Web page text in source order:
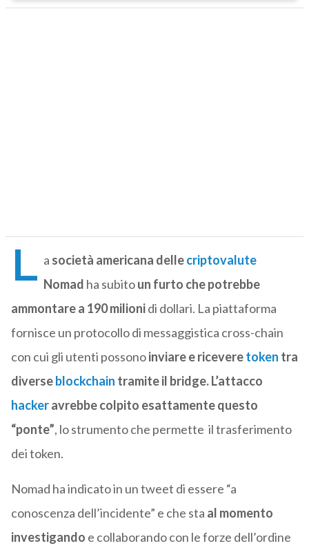
L a società americana dellecriptovalute
Nomad ha subitoun furto che potrebbe
ammontare a 190 milionidi dollari. La piattaforma
fornisce un protocollo di messaggistica cross-chain
con cui gli utenti possonoinviare e riceveretoken tra
diverseblockchain tramite il bridge. L’attacco
hackeravrebbe colpito esattamente questo
“ponte”, lo strumento che permette il trasferimento
dei token.
Nomad ha indicato in un tweet di essere “a
conoscenza dell’incidente” e che sta al momento
investigando e collaborando con le forze dell’ordine